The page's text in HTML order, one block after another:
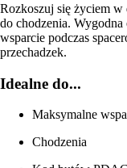
Rozkoszuj się życiem
do chodzenia. Wygodna
wsparcie podczas
przechadzek.
Idealne do...
Maksymalne
Chodzenia